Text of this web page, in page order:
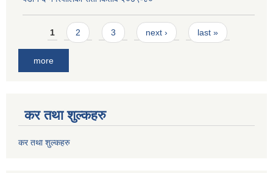
Pages
1 2 3 next › last »
more
कर तथा शुल्कहरु
कर तथा शुल्कहरु